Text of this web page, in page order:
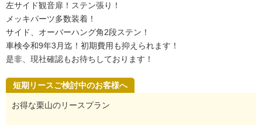
左サイド観音扉！ステン張り！
メッキパーツ多数装着！
サイド、オーバーハング角2段ステン！
車検令和9年3月迄！初期費用も抑えられます！
是非、現社確認もお待ちしております！
短期リースご検討中のお客様へ
お得な栗山のリースプラン